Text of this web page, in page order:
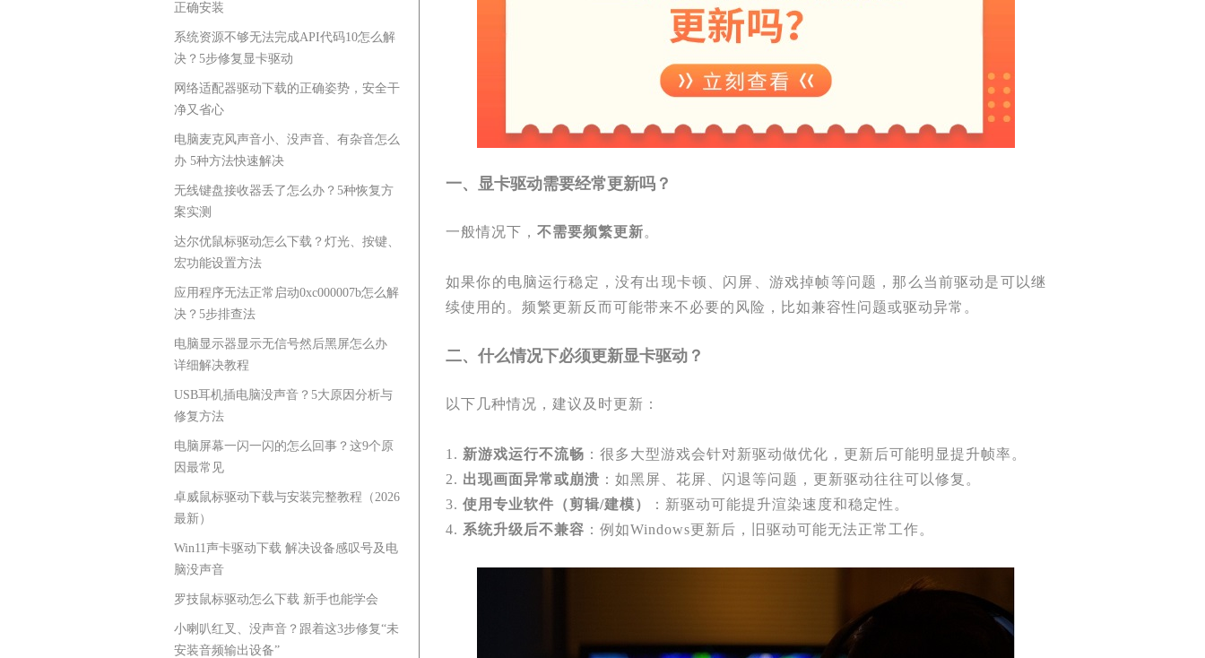
正确安装
系统资源不够无法完成API代码10怎么解
决？5步修复显卡驱动
网络适配器驱动下载的正确姿势，安全干
净又省心
电脑麦克风声音小、没声音、有杂音怎么
办 5种方法快速解决
无线键盘接收器丢了怎么办？5种恢复方
案实测
达尔优鼠标驱动怎么下载？灯光、按键、
宏功能设置方法
应用程序无法正常启动0xc000007b怎么解
决？5步排查法
电脑显示器显示无信号然后黑屏怎么办
详细解决教程
USB耳机插电脑没声音？5大原因分析与
修复方法
电脑屏幕一闪一闪的怎么回事？这9个原
因最常见
卓威鼠标驱动下载与安装完整教程（2026
最新）
Win11声卡驱动下载 解决设备感叹号及电
脑没声音
罗技鼠标驱动怎么下载 新手也能学会
小喇叭红叉、没声音？跟着这3步修复“未
安装音频输出设备”
一、显卡驱动需要经常更新吗？
一般情况下， 不需要频繁更新。
如果你的电脑运行稳定，没有出现卡顿、闪屏、游戏掉帧等问题，那么当前驱动是可以继
续使用的。频繁更新反而可能带来不必要的风险，比如兼容性问题或驱动异常。
二、什么情况下必须更新显卡驱动？
以下几种情况，建议及时更新：
1. 新游戏运行不流畅 ：很多大型游戏会针对新驱动做优化，更新后可能明显提升帧率。
2. 出现画面异常或崩溃 ：如黑屏、花屏、闪退等问题，更新驱动往往可以修复。
3. 使用专业软件（剪辑/建模）
：新驱动可能提升渲染速度和稳定性。
4. 系统升级后不兼容 ：例如Windows更新后，旧驱动可能无法正常工作。